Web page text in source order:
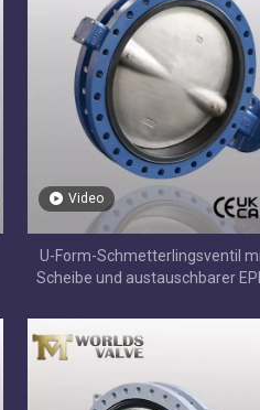
Video
U-Form-Schmetterlingsventil
Scheibe und austauschbarer